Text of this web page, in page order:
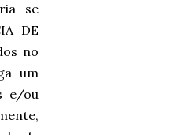
se
DE
no
um
e/ou